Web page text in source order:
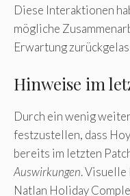
Diese Interaktionen
mögliche
Erwartung
Hinweise im
Durch ein wenig
festzustellen, dass
bereits im letzten
Auswirkungen. Visuelle
Natlan Holiday